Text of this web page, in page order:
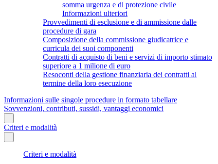
somma urgenza e di protezione civile
Informazioni ulteriori
Provvedimenti di esclusione e di ammissione dalle
procedure di gara
Composizione della commissione giudicatrice e
curricula dei suoi componenti
Contratti di acquisto di beni e servizi di importo stimato
superiore a 1 milione di euro
Resoconti della gestione finanziaria dei contratti al
termine della loro esecuzione
Informazioni sulle singole procedure in formato tabellare
Sovvenzioni, contributi, sussidi, vantaggi economici
Criteri e modalità
Criteri e modalità